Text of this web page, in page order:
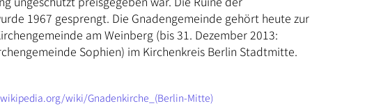
1967 gesprengt. Die Gnadengemeinde gehört heute zur
am Weinberg (bis 31. Dezember 2013:
Sophien) im Kirchenkreis Berlin Stadtmitte.
wiki/Gnadenkirche_(Berlin-Mitte)